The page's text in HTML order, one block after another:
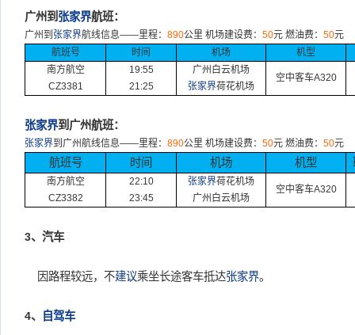
广州到 张家界航班：
广州到 张家界航线信息——里程： 890公里 机场建设费： 50元 燃油费： 50元
航班号
时间 机场
机型
南方航空
CZ3381
19:55
21:25
广州 白云机场
张家界荷花机场
空中客车A320
张家界到广州航班：
张家界到广州航线信息——里程： 890公里 机场建设费： 50元 燃油费： 50元
航班号 时间 机场 机型
南方航空
CZ3382
22:10
23:45
张家界荷花机场
广州 白云机场
空中客车A320
3、汽车
因路程较远，不建议乘坐长途客车抵达张家界。
4、 自驾车